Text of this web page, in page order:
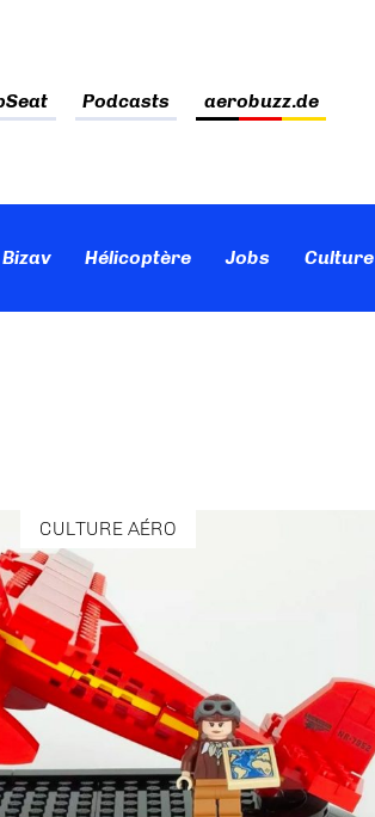
Podcasts aerobuzz.de
Bizav Hélicoptère Jobs
CULTURE AÉRO